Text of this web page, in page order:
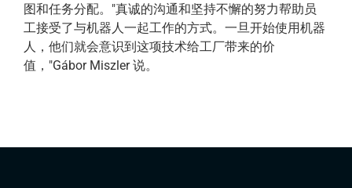
图和任务分配。"真诚的沟通和坚持不懈的努力帮助员
工接受了与机器人一起工作的方式。一旦开始使用机器
人，他们就会意识到这项技术给工厂带来的价
值，"Gábor Miszler 说。